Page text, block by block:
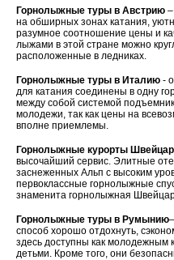
Горнолыжные туры в Австрию
на обширных зонах катания,
разумное соотношение цены и
лыжами в этой стране можно
расположенные в ледниках.
Горнолыжные туры в Италию -
для катания соединены в одну
между собой системой
молодежи, так как цены на
вполне приемлемы.
Горнолыжные курорты
высочайший сервис. Элитные
заснеженных Альп с высоким
первоклассные горнолыжные
знаменита горнолыжная
Горнолыжные туры в Румынию
способ хорошо отдохнуть,
здесь доступны как молодежным
детьми. Кроме того, они